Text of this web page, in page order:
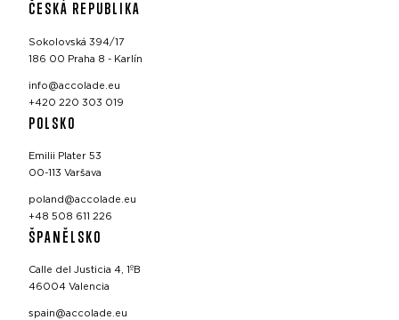
ČESKÁ REPUBLIKA
Sokolovská 394/17
186 00 Praha 8 - Karlín
info@accolade.eu
+420 220 303 019
POLSKO
Emilii Plater 53
00-113 Varšava
poland@accolade.eu
+48 508 611 226
ŠPANĚLSKO
Calle del Justicia 4, 1ºB
46004 Valencia
spain@accolade.eu